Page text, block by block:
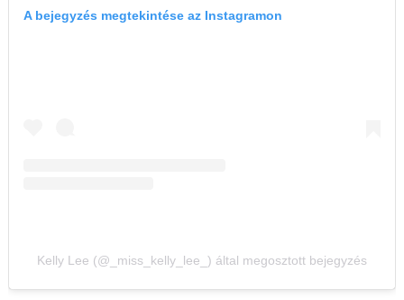
A bejegyzés megtekintése az Instagramon
Kelly Lee (@_miss_kelly_lee_) által megosztott bejegyzés